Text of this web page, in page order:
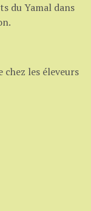
du Yamal dans
chez les éleveurs